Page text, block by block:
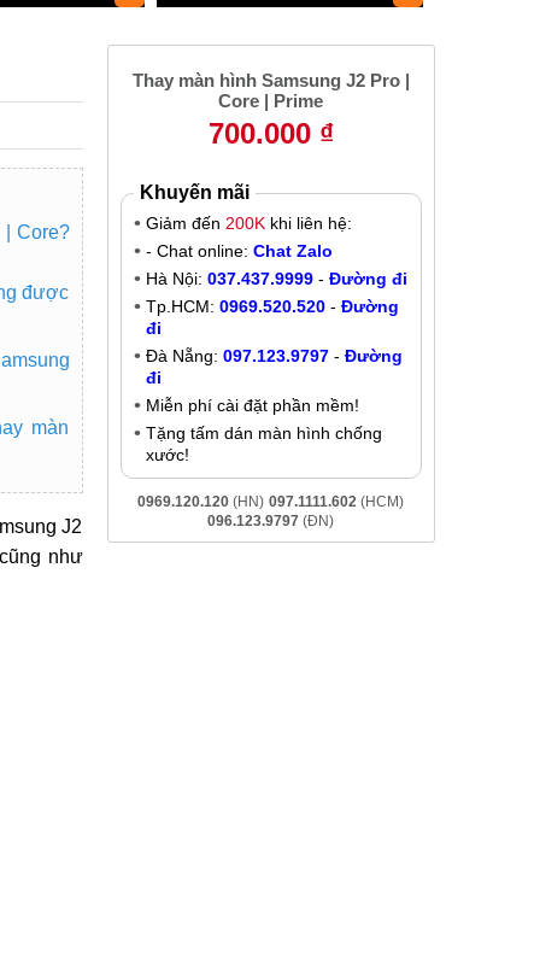
| Core?
được
màn
J2
như
Thay màn hình Samsung J2 Pro |
Core | Prime
700.000 ₫
Khuyến mãi
Giảm đến 200Kkhi liên hệ:
- Chat online: Chat Zalo
Hà Nội: 037.437.9999- Đường đi
Tp.HCM: 0969.520.520- Đường
đi
Đà Nẵng: 097.123.9797- Đường
đi
Miễn phí cài đặt phần mềm!
Tặng tấm dán màn hình chống
xước!
0969.120.120 (HN) 097.1111.602 (HCM)
096.123.9797 (ĐN)